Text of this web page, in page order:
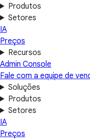
Produtos
Setores
IA
Preços
Recursos
Admin Console
Fale com a equipe de
Soluções
Produtos
Setores
IA
Preços